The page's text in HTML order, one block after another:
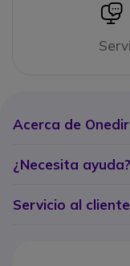
Acerca de
¿Necesita ayuda?
Servicio al cliente